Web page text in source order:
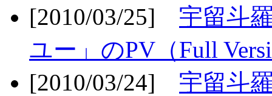
[2010/03/25] 宇留斗
ユー」のPV（Full
[2010/03/24] 宇留斗